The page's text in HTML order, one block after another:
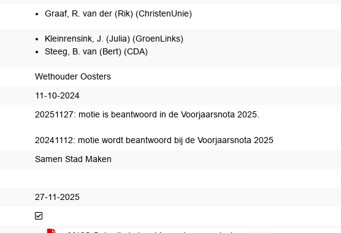
Graaf, R. van der (Rik) (ChristenUnie)
Kleinrensink, J. (Julia) (GroenLinks)
Steeg, B. van (Bert) (CDA)
Wethouder Oosters
11-10-2024
20251127: motie is beantwoord in de Voorjaarsnota 2025.
20241112: motie wordt beantwoord bij de Voorjaarsnota 2025
Samen Stad Maken
27-11-2025
Afgedaan